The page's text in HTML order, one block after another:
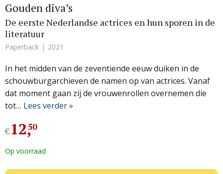
Gouden diva’s
De eerste Nederlandse actrices en hun sporen in de
literatuur
Paperback 2021
In het midden van de zeventiende eeuw duiken in de
schouwburgarchieven de namen op van actrices. Vanaf
dat moment gaan zij de vrouwenrollen overnemen die
tot… Lees verder »
€12,
50
Op voorraad